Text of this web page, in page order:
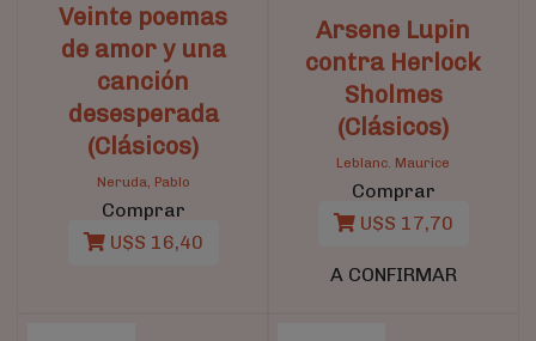
Veinte poemas
de amor y una
canción
desesperada
(Clásicos)
Neruda, Pablo
Comprar
U$S 16,40
Arsene Lupin
contra Herlock
Sholmes
(Clásicos)
Leblanc. Maurice
Comprar
U$S 17,70
A CONFIRMAR